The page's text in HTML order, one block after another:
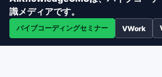
識メディアです。
バイブコーディングセミナー VWork